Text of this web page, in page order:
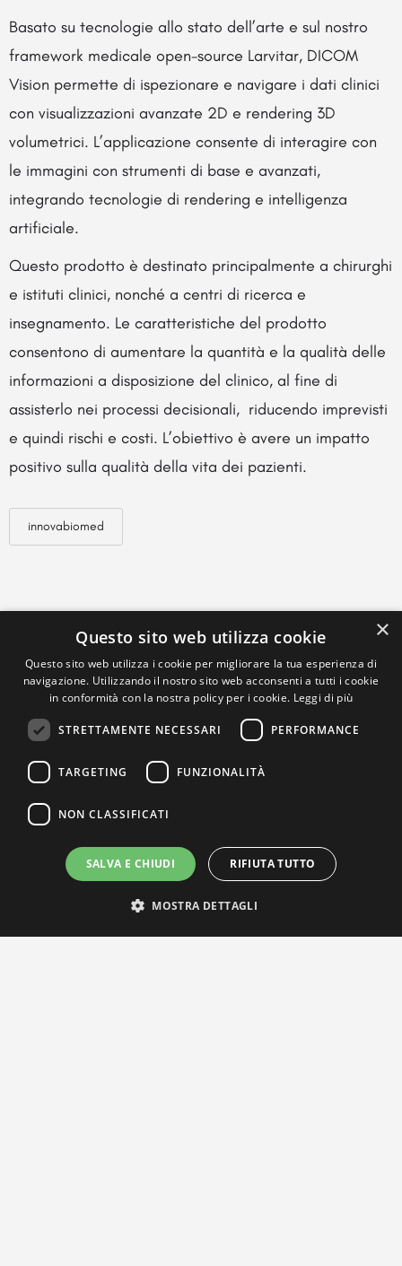
Basato su tecnologie allo stato dell’arte e sul nostro
framework medicale open-source Larvitar, DICOM
Vision permette di ispezionare e navigare i dati clinici
con visualizzazioni avanzate 2D e rendering 3D
volumetrici. L’applicazione consente di interagire con
le immagini con strumenti di base e avanzati,
integrando tecnologie di rendering e intelligenza
artificiale.
Questo prodotto è destinato principalmente a chirurghi
e istituti clinici, nonché a centri di ricerca e
insegnamento. Le caratteristiche del prodotto
consentono di aumentare la quantità e la qualità delle
informazioni a disposizione del clinico, al fine di
assisterlo nei processi decisionali, riducendo imprevisti
e quindi rischi e costi. L’obiettivo è avere un impatto
positivo sulla qualità della vita dei pazienti.
innovabiomed
×
Questo sito web utilizza cookie
Questo sito web utilizza i cookie per migliorare la tua esperienza di
navigazione. Utilizzando il nostro sito web acconsenti a tutti i cookie
in conformità con la nostra policy per i cookie. Leggi di più
STRETTAMENTE NECESSARI PERFORMANCE
TARGETING FUNZIONALITÀ
NON CLASSIFICATI
SALVA E CHIUDI RIFIUTA TUTTO
MOSTRA DETTAGLI